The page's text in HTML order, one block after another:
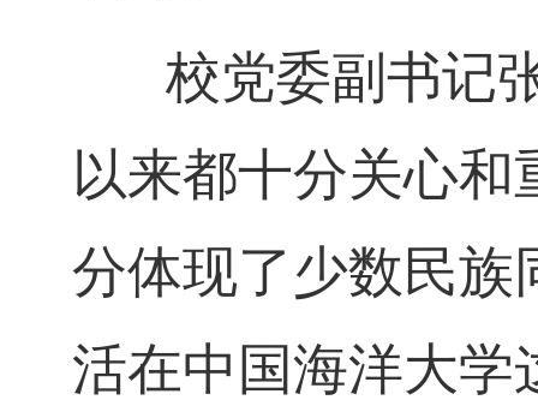
校党委副书记张
以来都十分关心
分体现了少数民族
活在中国海洋大学